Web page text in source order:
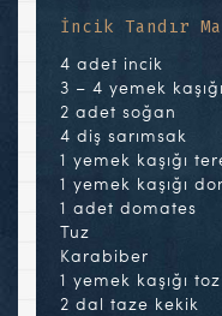
İncik Tandır
4 adet incik
3 – 4 yemek
2 adet soğan
4 diş sarımsak
1 yemek kaşığı
1 yemek kaşığı
1 adet domates
Tuz
Karabiber
1 yemek kaşığı
2 dal taze kekik